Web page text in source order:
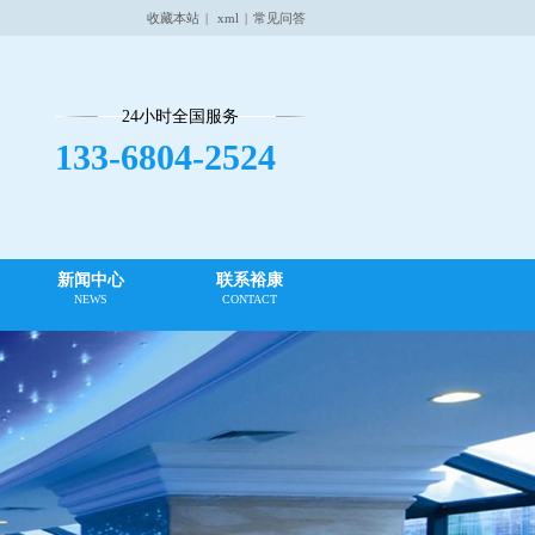
收藏本站 | xml | 常见问答
24小时全国服务
133-6804-2524
新闻中心
NEWS
联系裕康
CONTACT